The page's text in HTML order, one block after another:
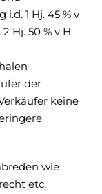
1 Hj. 45 % v
Hj. 50 % v H.
der
keine
wie
etc.